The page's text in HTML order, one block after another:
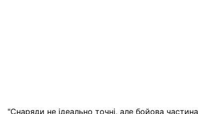
"Снаряди не ідеально точні, але бойова частина